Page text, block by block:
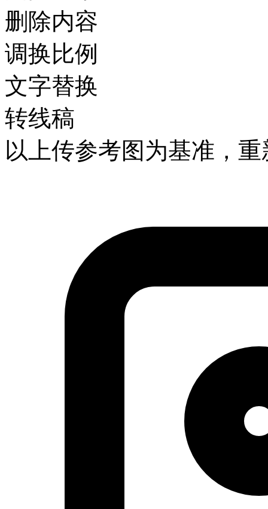
删除内容
调换比例
文字替换
转线稿
以上传参考图为基准，